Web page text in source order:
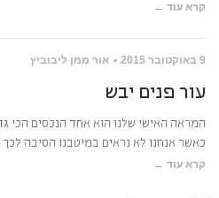
קרא עוד ←
9 באוקטובר 2015 אור ממן ליבוביץ
עור פנים יבש
המראה האישי שלנו הוא אחד הנכסים הכי
כאשר אנחנו לא נראים במיטבנו הסיבה
קרא עוד ←